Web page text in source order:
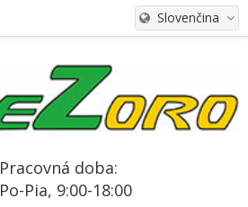
Slovenčina
Pracovná doba:
Po-Pia, 9:00-18:00